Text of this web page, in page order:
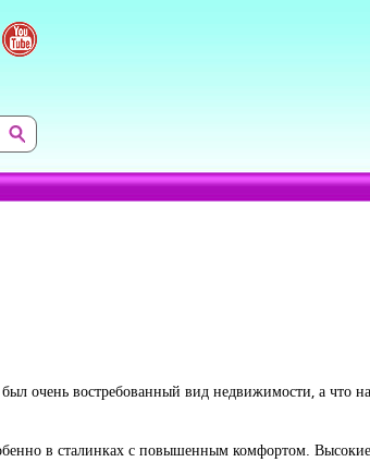
очень востребованный вид недвижимости, а что
в сталинках с повышенным комфортом.